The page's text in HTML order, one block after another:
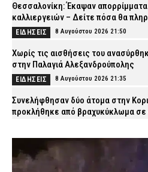
Θεσσαλονίκη: Έκαψαν απορρίμματα
καλλιεργειών – Δείτε πόσα θα
ΕΙΔΗΣΕΙΣ 8 Αυγούστου 2026 21:50
Χωρίς τις αισθήσεις του
στην Παλαγιά Αλεξανδρούπολης
ΕΙΔΗΣΕΙΣ 8 Αυγούστου 2026 21:35
Συνελήφθησαν δύο άτομα στην
προκλήθηκε από βραχυκύκλωμα
«Ερυθρός Σταυρός»: Σοκαριστική
επείγοντα – Την τράβηξε από τα